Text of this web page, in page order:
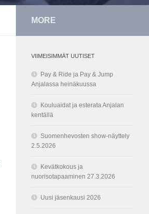
MORE
VIIMEISIMMÄT UUTISET
Pay & Ride ja Pay & Jump
Anjalassa heinäkuussa
Kouluaidat ja esterata Anjalan
kentällä
Suomenhevosten show-näyttely
2.5.2026
Kevätkokous ja
nuorisotapaaminen 27.3.2026
Uusi jäsenkausi 2026